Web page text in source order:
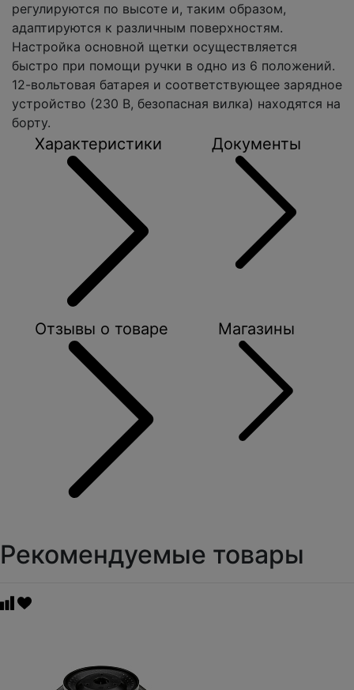
регулируются по высоте и, таким образом,
адаптируются к различным поверхностям.
Настройка основной щетки осуществляется
быстро при помощи ручки в одно из 6 положений.
12-вольтовая батарея и соответствующее зарядное
устройство (230 В, безопасная вилка) находятся на
борту.
Характеристики Документы
Отзывы о товаре Магазины
Рекомендуемые товары